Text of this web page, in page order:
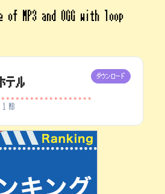
MP3 and OGG with loop
テル
1 MB
ダウンロード